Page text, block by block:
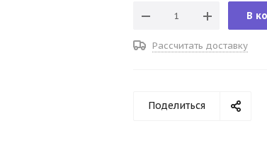
В
Рассчитать доставку
Поделиться